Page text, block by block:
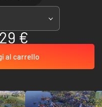
€
al carrello